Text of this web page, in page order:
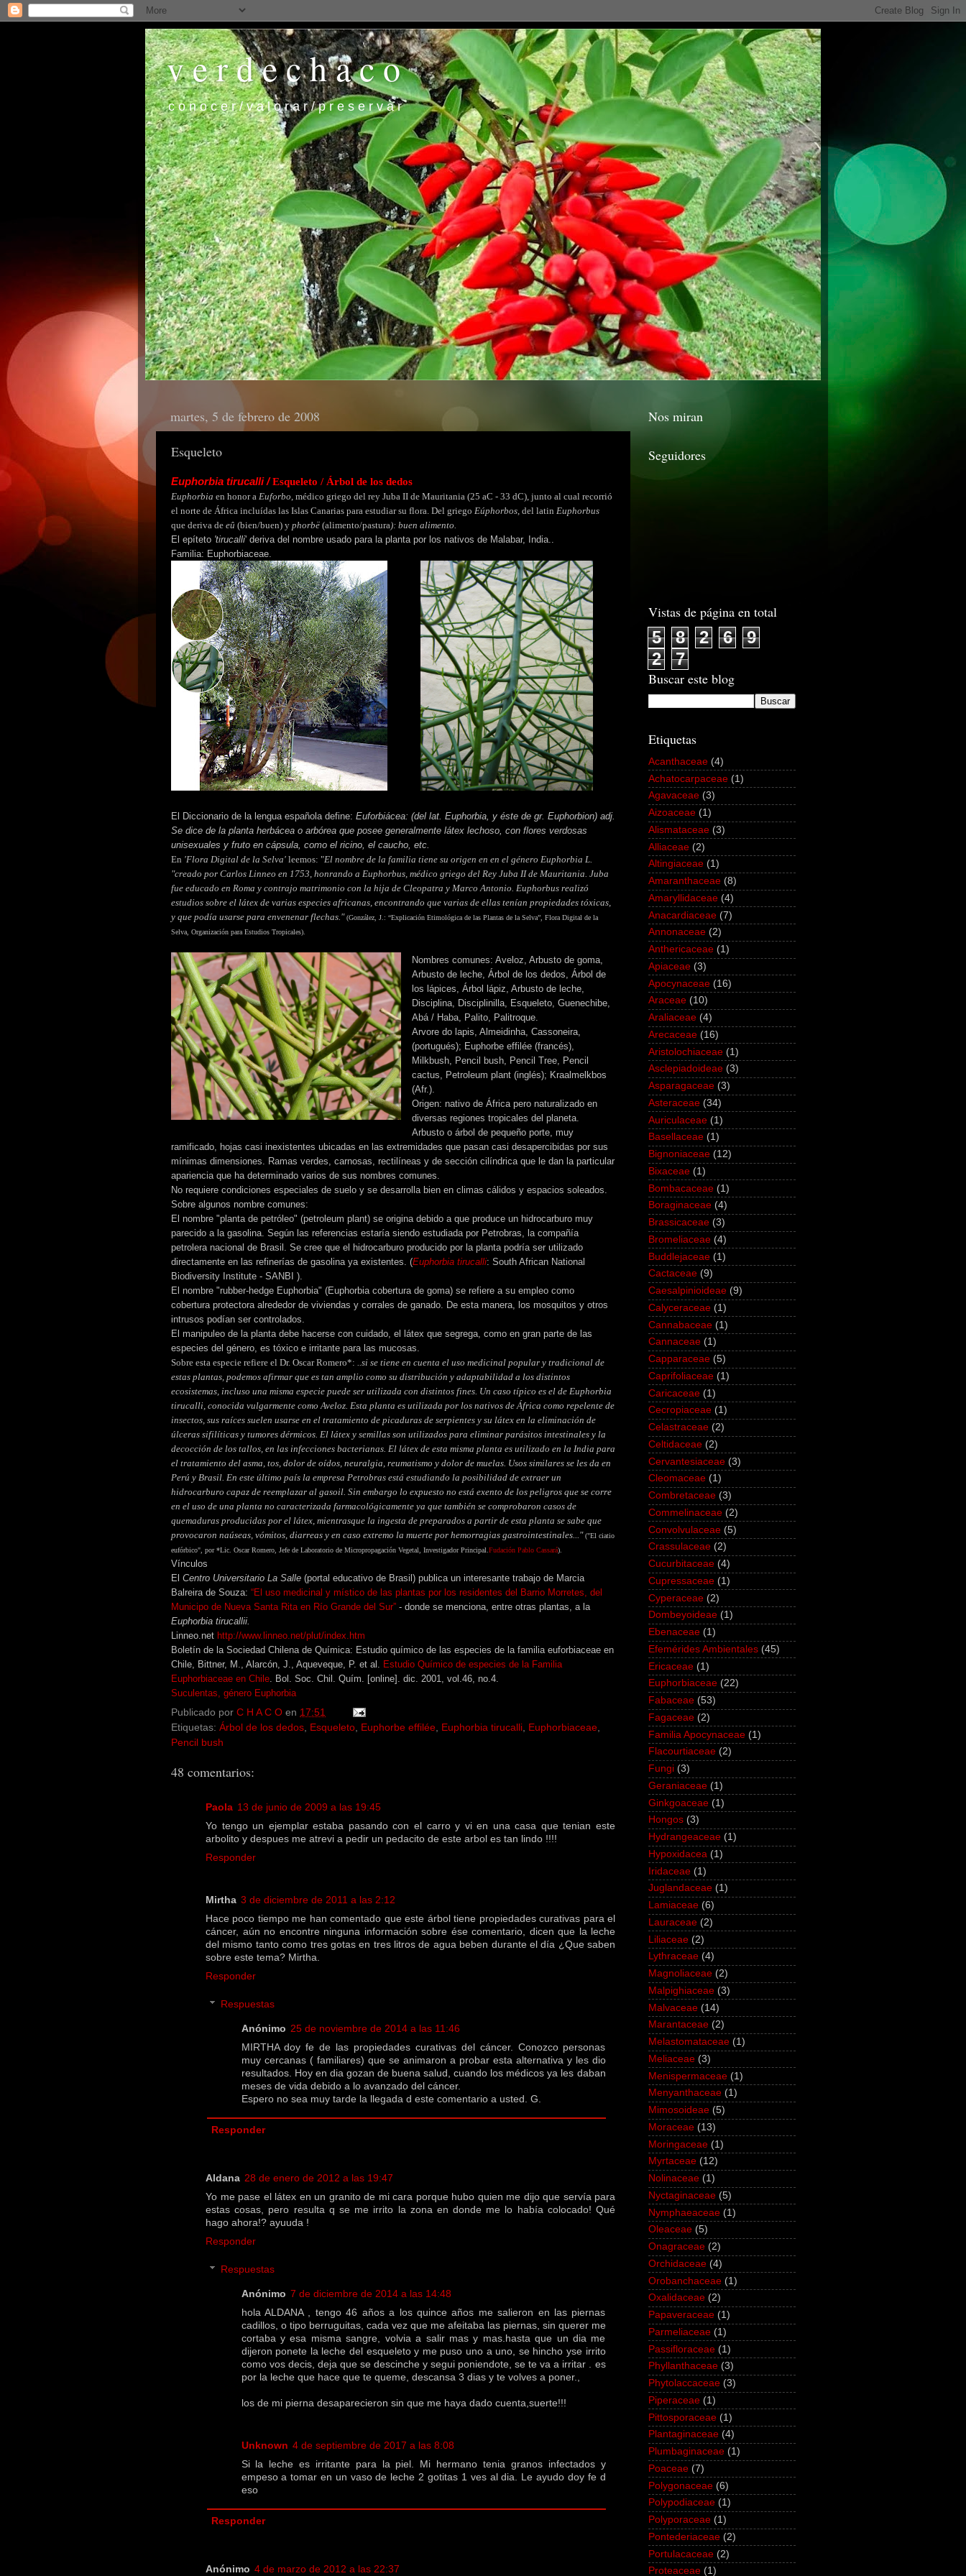
v e r d e c h a c o
c o n o c e r / v a l o r a r / p r e s e r v a r
martes, 5 de febrero de 2008
Esqueleto
Euphorbia tirucalli /Esqueleto / Árbol de los dedos
Euphorbia en honor a Euforbo , médico griego del rey Juba II de Mauritania (25 aC - 33 dC), junto al cual recorrió
el norte de África incluídas las Islas Canarias para estudiar su flora. Del griego Eúphorbos , del latin Euphorbus
que deriva de eû (bien/buen) y phorbë (alimento/pastura): buen alimento.
El epíteto 'tirucalli' deriva del nombre usado para la planta por los nativos de Malabar, India.
Familia: Euphorbiaceae.
El Diccionario de la lengua española define: Euforbiácea: (del lat. Euphorbia, y éste de gr. Euphorbion) adj.
Se dice de la planta herbácea o arbórea que posee generalmente látex lechoso, con flores verdosas
unisexuales y fruto en cápsula, como el ricino, el caucho, etc.
En 'Flora Digital de la Selva' leemos: "El nombre de la familia tiene su origen en en el género Euphorbia L.
"creado por Carlos Linneo en 1753, honrando a Euphorbus, médico griego del Rey Juba II de Mauritania. Juba
fue educado en Roma y contrajo matrimonio con la hija de Cleopatra y Marco Antonio. Euphorbus realizó
estudios sobre el látex de varias especies africanas, encontrando que varias de ellas tenían propiedades tóxicas,
y que podía usarse para envenenar flechas." (González, J.: “Explicación Etimológica de las Plantas de la Selva”, Flora Digital de la
Selva, Organización para Estudios Tropicales).
Nombres comunes: Aveloz, Arbusto de goma,
Arbusto de leche, Árbol de los dedos, Árbol de
los lápices, Árbol lápiz, Arbusto de leche,
Disciplina,
Disciplinilla, Esqueleto, Guenechibe,
Abá/ Haba, Palito, Palitroque.
Arvore do lapis, Almeidinha, Cassoneira,
(portugués); Euphorbe effilée (francés),
Milkbush, Pencil bush, Pencil Tree, Pencil
cactus, Petroleum plant (inglés); Kraalmelkbos
(Afr.).
Origen: nativo de África pero naturalizado en
diversas regiones tropicales del planeta.
Arbusto o árbol de pequeño porte, muy
ramificado, hojas casi inexistentes ubicadas en las extremidades que pasan casi desapercibidas por sus
mínimas dimensiones. Ramas verdes, carnosas, rectilíneas y de sección cilíndrica que le dan la particular
apariencia que ha determinado varios de sus nombres comunes.
No requiere condiciones especiales de suelo y se desarrolla bien en climas cálidos y espacios soleados.
Sobre algunos nombre comunes:
El nombre "planta de petróleo" (petroleum plant) se origina debido a que produce un hidrocarburo muy
parecido a la gasolina. Según las referencias estaría siendo estudiada por Petrobras, la compañía
petrolera nacional de Brasil. Se cree que el hidrocarburo producido por la planta podría ser utilizado
directamente en las refinerías de gasolina ya existentes. (Euphorbia tirucalli: South African National
Biodiversity Institute - SANBI ).
El nombre "rubber-hedge Euphorbia" (Euphorbia cobertura de goma) se refiere a su empleo como
cobertura protectora alrededor de viviendas y corrales de ganado. De esta manera, los mosquitos y otros
intrusos podían ser controlados.
El manipuleo de la planta debe hacerse con cuidado, e l látex que segrega, como en gran parte de las
especies del género, es tóxico e irritante para las mucosas.
Sobre esta especie refiere el Dr. Oscar Romero*:
..si se tiene en cuenta el uso medicinal popular y tradicional de
estas plantas, podemos afirmar que es tan amplio como su distribución y adaptabilidad a los distintos
ecosistemas, incluso una misma especie puede ser utilizada con distintos fines. Un caso típico es el de Euphorbia
tirucalli, conocida vulgarmente como Aveloz. Esta planta es utilizada por los nativos de África como repelente de
insectos, sus raíces suelen usarse en el tratamiento de picaduras de serpientes y su látex en la eliminación de
úlceras sifilíticas y tumores dérmicos. El látex y semillas son utilizados para eliminar parásitos intestinales y la
decocción de los tallos, en las infecciones bacterianas. El látex de esta misma planta es utilizado en la India para
el tratamiento del asma, tos, dolor de oídos, neuralgia, reumatismo y dolor de muelas. Usos similares se les da en
Perú y Brasil. En este último país la empresa Petrobras está estudiando la posibilidad de extraer un
hidrocarburo capaz de reemplazar al gasoil. Sin embargo lo expuesto no está exento de los peligros que se corre
en el uso de una planta no caracterizada farmacológicamente ya que también se comprobaron casos de
quemaduras producidas por el látex, mientrasque la ingesta de preparados a partir de esta planta se sabe que
provocaron naúseas, vómitos, diarreas y en caso extremo la muerte por hemorragias gastrointestinales..." ("El ciatio
eufórbico", por *Lic. Oscar Romero , Jefe de Laboratorio de Micropropagación Vegetal, Investigador Principal. Fudación Pablo Cassará)
Vínculos
El Centro Universitario La Salle (portal educativo de Brasil) publica un interesante trabajo de Marcia
Balreira de Souza: “El uso medicinal y místico de las plantas por los residentes del Barrio Morretes, del
Municipo de Nueva Santa Rita en Río Grande del Sur” - donde se menciona, entre otras plantas, a la
Euphorbia tirucallii.
Linneo.net http://www.linneo.net/plut/index.htm
Boletín de la Sociedad Chilena de Química: Estudio químico de las especies de la familia euforbiaceae en
Chile, Bittner, M., Alarcón, J., Aqueveque, P. et al.
Estudio Químico de especies de la Familia
Euphorbiaceae en Chile . Bol. Soc. Chil. Quím. [online]. dic. 2001, vol.46, no.4.
Suculentas, género Euphorbia
Publicado por C H A C O en 17:51
Etiquetas: Árbol de los dedos Esqueleto Euphorbe effilée Euphorbia tirucalli Euphorbiaceae
Pencil bush
48 comentarios:
Paola 13 de junio de 2009 a las 19:45
Yo tengo un ejemplar estaba pasando con el carro y vi en una casa que tenian este
arbolito y despues me atrevi a pedir un pedacito de este arbol es tan lindo !!!!
Responder
Mirtha 3 de diciembre de 2011 a las 2:12
Hace poco tiempo me han comentado que este árbol tiene propiedades curativas para el
cáncer, aún no encontre ninguna información sobre ése comentario, dicen que la leche
del mismo tanto como tres gotas en tres litros de agua beben durante el día ¿Que saben
sobre este tema? Mirtha.
Responder
Respuestas
Anónimo 25 de noviembre de 2014 a las 11:46
MIRTHA doy fe de las propiedades curativas del cáncer. Conozco personas
muy cercanas ( familiares) que se animaron a probar esta alternativa y les dio
resultados. Hoy en dia gozan de buena salud, cuando los médicos ya les daban
meses de vida debido a lo avanzado del cáncer.
Espero no sea muy tarde la llegada d este comentario a usted. G.
Responder
Aldana 28 de enero de 2012 a las 19:47
Yo me pase el látex en un granito de mi cara porque hubo quien me dijo que servía para
estas cosas, pero resulta q se me irrito la zona en donde me lo había colocado! Qué
hago ahora!? ayuuda !
Responder
Respuestas
Anónimo 7 de diciembre de 2014 a las 14:48
hola ALDANA , tengo 46 años a los quince años me salieron en las piernas
cadillos, o tipo berruguitas, cada vez que me afeitaba las piernas, sin querer me
cortaba y esa misma sangre, volvia a salir mas y mas.hasta que un dia me
dijeron ponete la leche del esqueleto y me puso uno a uno, se hincho yse irrito
como vos decis, deja que se descinche y segui poniendote, se te va a irritar . es
por la leche que hace que te queme, descansa 3 dias y te volves a poner.,
los de mi pierna desaparecieron sin que me haya dado cuenta,suerte!!!
Unknown 4 de septiembre de 2017 a las 8:08
Si la leche es irritante para la piel. Mi hermano tenia granos infectados y
empeso a tomar en un vaso de leche 2 gotitas 1 ves al dia. Le ayudo doy fe d
eso
Responder
Anónimo 4 de marzo de 2012 a las 22:37
Nos miran
Seguidores
Vistas de página en total
5 8 2 6
9
2
7
Buscar este blog
Etiquetas
Acanthaceae (4)
Achatocarpaceae (1)
Agavaceae (3)
Aizoaceae (1)
Alismataceae (3)
Alliaceae (2)
Altingiaceae (1)
Amaranthaceae (8)
Amaryllidaceae (4)
Anacardiaceae (7)
Annonaceae (2)
Anthericaceae (1)
Apiaceae (3)
Apocynaceae (16)
Araceae (10)
Araliaceae (4)
Arecaceae (16)
Aristolochiaceae (1)
Asclepiadoideae (3)
Asparagaceae (3)
Asteraceae (34)
Auriculaceae (1)
Basellaceae (1)
Bignoniaceae (12)
Bixaceae (1)
Bombacaceae (1)
Boraginaceae (4)
Brassicaceae (3)
Bromeliaceae (4)
Buddlejaceae (1)
Cactaceae (9)
Caesalpinioideae (9)
Calyceraceae (1)
Cannabaceae (1)
Cannaceae (1)
Capparaceae (5)
Caprifoliaceae (1)
Caricaceae (1)
Cecropiaceae (1)
Celastraceae (2)
Celtidaceae (2)
Cervantesiaceae (3)
Cleomaceae (1)
Combretaceae (3)
Commelinaceae (2)
Convolvulaceae (5)
Crassulaceae (2)
Cucurbitaceae (4)
Cupressaceae (1)
Cyperaceae (2)
Dombeyoideae (1)
Ebenaceae (1)
Efemérides Ambientales (45)
Ericaceae (1)
Euphorbiaceae (22)
Fabaceae (53)
Fagaceae (2)
Familia Apocynaceae (1)
Flacourtiaceae (2)
Fungi (3)
Geraniaceae (1)
Ginkgoaceae (1)
Hongos (3)
Hydrangeaceae (1)
Hypoxidacea (1)
Iridaceae (1)
Juglandaceae (1)
Lamiaceae (6)
Lauraceae (2)
Liliaceae (2)
Lythraceae (4)
Magnoliaceae (2)
Malpighiaceae (3)
Malvaceae (14)
Marantaceae (2)
Melastomataceae (1)
Meliaceae (3)
Menispermaceae (1)
Menyanthaceae (1)
Mimosoideae (5)
Moraceae (13)
Moringaceae (1)
Myrtaceae (12)
Nolinaceae (1)
Nyctaginaceae (5)
Nymphaeaceae (1)
Oleaceae (5)
Onagraceae (2)
Orchidaceae (4)
Orobanchaceae (1)
Oxalidaceae (2)
Papaveraceae (1)
Parmeliaceae (1)
Passifloraceae (1)
Phyllanthaceae (3)
Phytolaccaceae (3)
Piperaceae (1)
Pittosporaceae (1)
Plantaginaceae (4)
Plumbaginaceae (1)
Poaceae (7)
Polygonaceae (6)
Polypodiaceae (1)
Polyporaceae (1)
Pontederiaceae (2)
Portulacaceae (2)
Proteaceae (1)